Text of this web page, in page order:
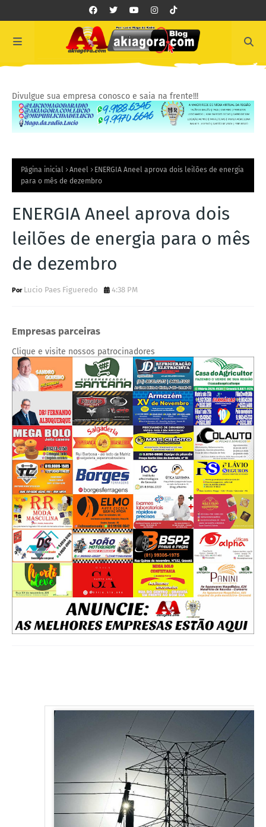
Divulgue sua empresa conosco e saia na frente!!!
Página inicial Aneel
ENERGIA Aneel aprova dois leilões de energia
para o mês de dezembro
ENERGIA Aneel aprova dois
leilões de energia para o mês
de dezembro
Lucio Paes Figueredo 4:38 PM
Empresas parceiras
Clique e visite nossos patrocinadores